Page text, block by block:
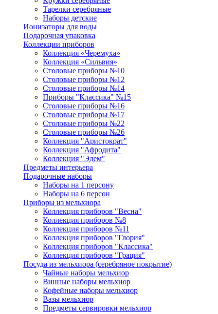
Тарелки серебряные
Наборы детские
Ионизаторы для воды
Подарочная упаковка
Коллекции приборов
Коллекция «Черемуха»
Коллекция «Сильвия»
Столовые приборы №10
Столовые приборы №12
Столовые приборы №14
Приборы "Классика" №15
Столовые приборы №16
Столовые приборы №17
Столовые приборы №22
Столовые приборы №26
Коллекция "Аристократ"
Коллекция "Афродита"
Коллекция "Эдем"
Предметы интерьера
Подарочные наборы
Наборы на 1 персону
Наборы на 6 персон
Приборы из мельхиора
Коллекция приборов "Весна"
Коллекция приборов №8
Коллекция приборов №11
Коллекция приборов "Глория"
Коллекция приборов "Классика"
Коллекция приборов "Грация"
Посуда из мельхиора (серебряное покрытие)
Чайные наборы мельхиор
Винные наборы мельхиор
Кофейные наборы мельхиор
Вазы мельхиор
Предметы сервировки мельхиор